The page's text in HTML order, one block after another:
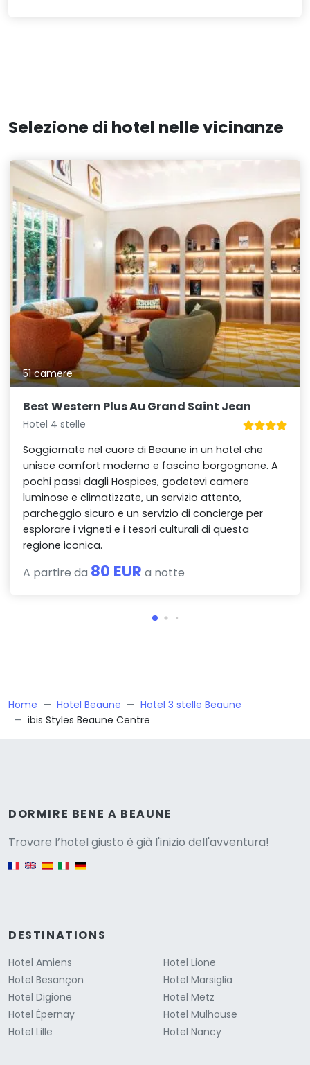
Selezione di hotel nelle vicinanze
51 camere
Best Western Plus Au Grand Saint Jean
Hotel 4 stelle
Soggiornate nel cuore di Beaune in un hotel che
unisce comfort moderno e fascino borgognone. A
pochi passi dagli Hospices, godetevi camere
luminose e climatizzate, un servizio attento,
parcheggio sicuro e un servizio di concierge per
esplorare i vigneti e i tesori culturali di questa
regione iconica.
A partire da 80 EUR a notte
Home Hotel Beaune
Hotel 3 stelle Beaune
ibis Styles Beaune Centre
DORMIRE BENE A BEAUNE
Trovare l’hotel giusto è già l'inizio dell'avventura!
English version
DESTINATIONS
Hotel Amiens
Hotel Besançon
Hotel Digione
Hotel Épernay
Hotel Lille
Hotel Lione
Hotel Marsiglia
Hotel Metz
Hotel Mulhouse
Hotel Nancy